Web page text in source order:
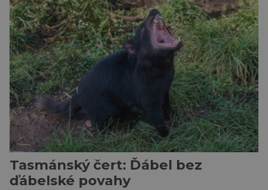
se jí 900 dospělých Němců, kteří uvedli, že se v
posledním roce alespoň jednou zapojili do hraní
her, sledování pornografie, sledování sociálních
sítí […]
Tasmánský čert: Ďábel bez
ďábelské povahy